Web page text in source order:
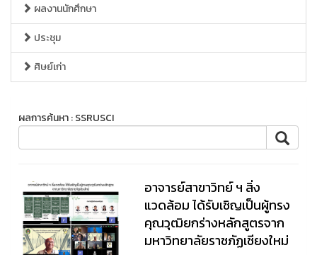
ผลงานนักศึกษา
ประชุม
ศิษย์เก่า
ผลการค้นหา : SSRUSCI
อาจารย์สาขาวิทย์ ฯ สิ่ง
แวดล้อม ได้รับเชิญเป็นผู้ทรง
คุณวุฒิยกร่างหลักสูตรจาก
มหาวิทยาลัยราชภัฏเชียงใหม่